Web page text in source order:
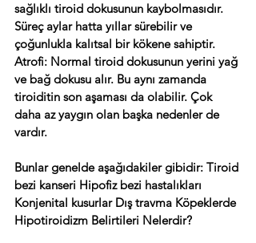
sağlıklı tiroid dokusunun kaybolmasıdır.
Süreç aylar hatta yıllar sürebilir ve
çoğunlukla kalıtsal bir kökene sahiptir.
Atrofi: Normal tiroid dokusunun yerini yağ
ve bağ dokusu alır. Bu aynı zamanda
tiroiditin son aşaması da olabilir. Çok
daha az yaygın olan başka nedenler de
vardır.
Bunlar genelde aşağıdakiler gibidir: Tiroid
bezi kanseri Hipofiz bezi hastalıkları
Konjenital kusurlar Dış travma Köpeklerde
Hipotiroidizm Belirtileri Nelerdir?